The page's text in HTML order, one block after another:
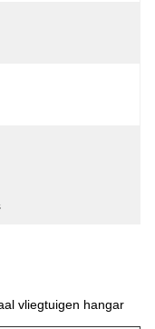
vliegtuigen hangar